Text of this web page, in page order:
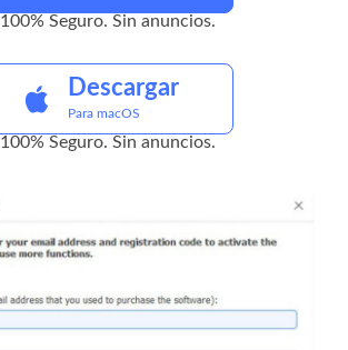
100% Seguro. Sin anuncios.
Descargar
Para macOS
100% Seguro. Sin anuncios.